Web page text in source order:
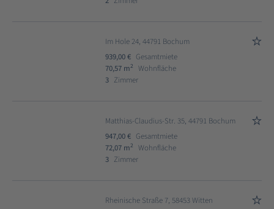
Im Hole 24, 44791 Bochum
939,00 € Gesamtmiete
70,57 m2
Wohnfläche
3 Zimmer
Matthias-Claudius-Str. 35, 44791 Bochum
947,00 € Gesamtmiete
72,07 m2
Wohnfläche
3 Zimmer
Rheinische Straße 7, 58453 Witten